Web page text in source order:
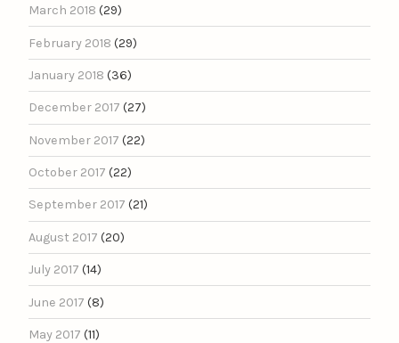
March 2018 (29)
February 2018 (29)
January 2018 (36)
December 2017 (27)
November 2017 (22)
October 2017 (22)
September 2017 (21)
August 2017 (20)
July 2017 (14)
June 2017 (8)
May 2017 (11)